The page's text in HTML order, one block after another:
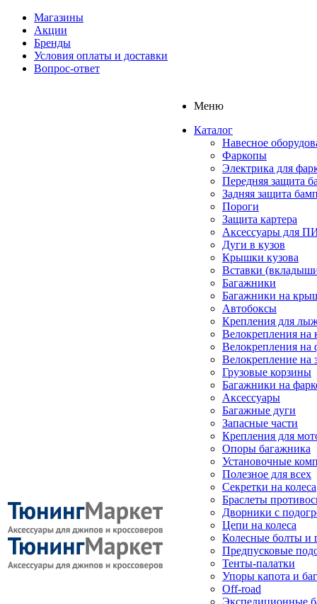
Магазины
Акции
Бренды
Условия оплаты и доставки
Вопрос-ответ
Меню
Каталог
Навесное
Фаркопы
Электрика для
Передняя защита
Задняя защита
Пороги
Защита картера
Аксессуары для
Дуги в кузов
Крышки кузова
Вставки
Багажники
Багажники на
Автобоксы
Крепления для
Велокрепления
Велокрепления на
Велокрепление на
Грузовые корзины
Багажники на
Аксессуары
Багажные дуги
Запасные части
Крепления для
Опоры багажника
Установочные
Полезное для всех
Секретки на колеса
Браслеты
Дворники с
Цепи на колеса
Колесные болты и
Предпусковые
Тенты-палатки
Упоры капота и
Off-road
Экспедиционные